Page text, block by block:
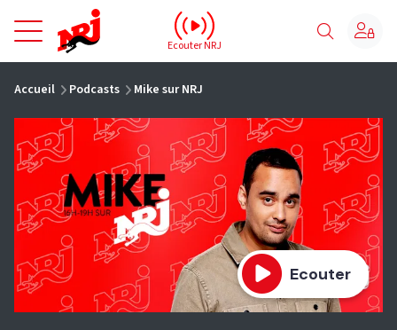
NRJ - Accueil
Ecouter NRJ
Accueil Podcasts Mike sur NRJ
Ecouter